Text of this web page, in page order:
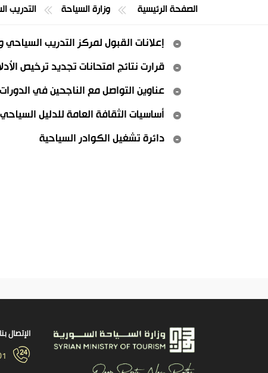
الصفحة الرئيسية وزارة السياحة التدريب
إعلانات القبول لمركز التدريب
قرارت نتائج امتحانات تجديد ترخيص
عناوين التواصل مع الناجحين في الدورات
أساسيات الثقافة العامة للدليل السياحي
دائرة تشغيل الكوادر السياحية
الإتصال بنا